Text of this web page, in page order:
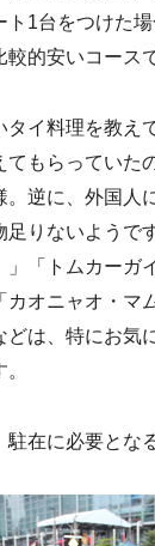
ト1台をつけた
較的安いコース
タイ料理を教え
てもらっていた
。逆に、外国人
足りないようで
」「トムカーガ
カオニャオ・マ
どは、特にお気
駐在に必要とな